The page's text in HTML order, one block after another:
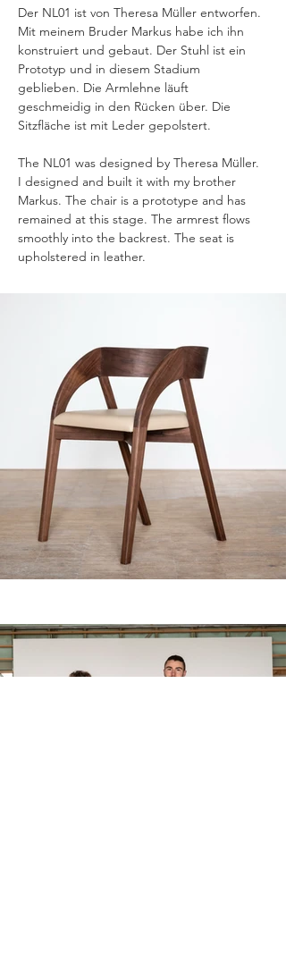
Der NL01 ist von Theresa Müller entworfen.
Mit meinem Bruder Markus habe ich ihn
konstruiert und gebaut. Der Stuhl ist ein
Prototyp und in diesem Stadium
geblieben. Die Armlehne läuft
geschmeidig in den Rücken über. Die
Sitzfläche ist mit Leder gepolstert.
The NL01 was designed by Theresa Müller.
I designed and built it with my brother
Markus. The chair is a prototype and has
remained at this stage. The armrest flows
smoothly into the backrest. The seat is
upholstered in leather.